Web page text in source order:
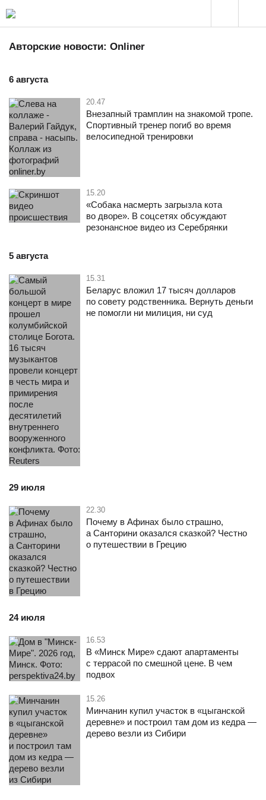
Авторские новости: Onliner
6 августа
Внезапный трамплин на знакомой тропе.
Спортивный тренер погиб во время
велосипедной тренировки
20.47
«Собака насмерть загрызла кота
во дворе». В соцсетях обсуждают
резонансное видео из Серебрянки
15.20
5 августа
Беларус вложил 17 тысяч долларов
по совету родственника. Вернуть деньги
не помогли ни милиция, ни суд
15.31
29 июля
Почему в Афинах было страшно,
а Санторини оказался сказкой? Честно
о путешествии в Грецию
22.30
24 июля
В «Минск Мире» сдают апартаменты
с террасой по смешной цене. В чем
подвох
16.53
Минчанин купил участок в «цыганской
деревне» и построил там дом из кедра —
дерево везли из Сибири
15.26